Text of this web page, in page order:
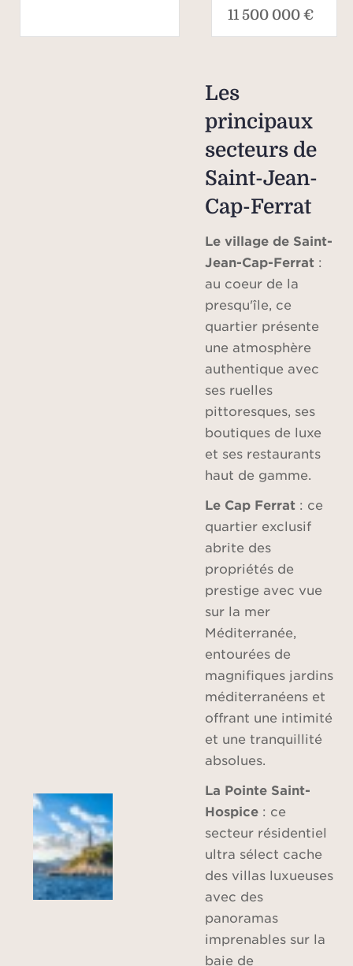
11 500 000 €
Les
principaux
secteurs de
Saint-Jean-
Cap-Ferrat
Le village de Saint-
Jean-Cap-Ferrat :
au coeur de la
presqu'île, ce
quartier présente
une atmosphère
authentique avec
ses ruelles
pittoresques, ses
boutiques de luxe
et ses restaurants
haut de gamme.
Le Cap Ferrat : ce
quartier exclusif
abrite des
propriétés de
prestige avec vue
sur la mer
Méditerranée,
entourées de
magnifiques jardins
méditerranéens et
offrant une intimité
et une tranquillité
absolues.
La Pointe Saint-
Hospice : ce
secteur résidentiel
ultra sélect cache
des villas luxueuses
avec des
panoramas
imprenables sur la
baie de